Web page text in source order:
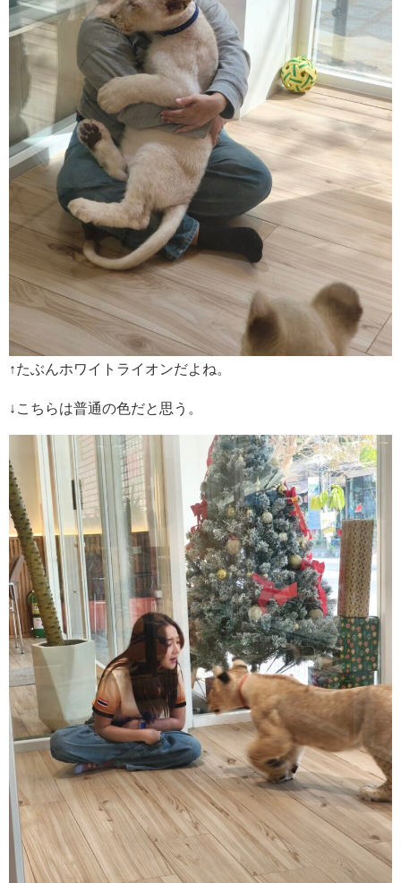
↑たぶんホワイトライオンだよね。
↓こちらは普通の色だと思う。